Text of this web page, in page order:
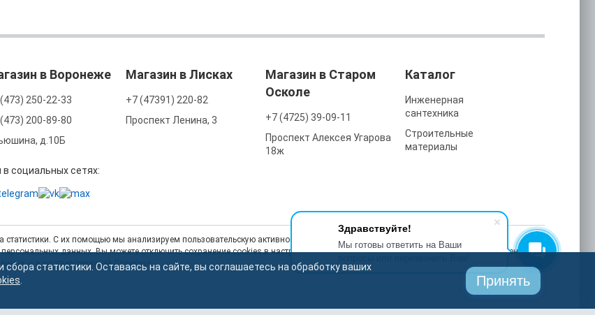
Здравствуйте!
Мы готовы ответить на Ваши
в Воронеже
250-22-33
200-89-80
д.10Б
социальных сетях:
Магазин в Лисках
+7 (47391) 220-82
Проспект Ленина, 3
Магазин в Старом
Осколе
+7 (4725) 39-09-11
Проспект Алексея Угарова
18ж
Каталог
Инженерная
сантехника
Строительные
материалы
статистики. С их помощью мы анализируем пользовательскую активность, улучшаем работу сайта и делаем рекламу более
данных. Вы можете отключить сохранение cookies в настройках браузера в любой момент. На сайте также применяются
— в соответствующейПолитике
статистики. Оставаясь на сайте, вы соглашаетесь на обработку ваших
Принять